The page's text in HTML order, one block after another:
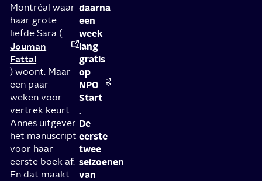
Montréal waar
haar grote
liefde Sara (
Jouman
Fattal
) woont. Maar
een paar
weken voor
vertrek keurt
Annes uitgever
het manuscript
voor haar
eerste boek af.
En dat maakt
daarna
een
week
lang
gratis
op
NPO
Start
.
De
eerste
twee
seizoenen
van